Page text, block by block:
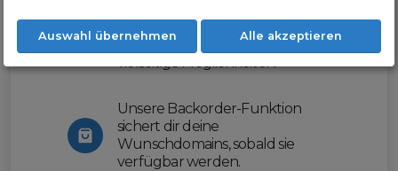
erleichtern wir dir den
Domainhandel und bieten dir
vielseitige Möglichkeiten.
Unsere Backorder-Funktion
sichert dir deine
Wunschdomains, sobald sie
verfügbar werden.
Auswahl übernehmen Alle akzeptieren